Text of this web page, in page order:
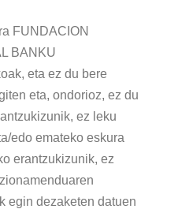
FUNDACION
BANKU
eta ez du bere
eta, ondorioz, ez du
ez leku
edo emateko eskura
erantzukizunik, ez
egin dezaketen datuen